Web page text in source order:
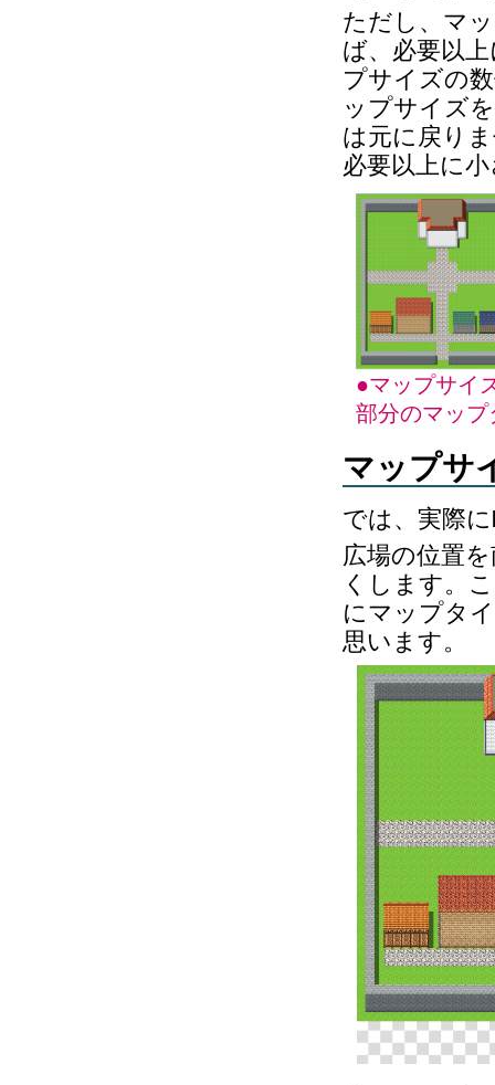
ただし、マ
ば、必要以
プサイズの
ップサイズ
は元に戻り
必要以上に
●マップサイ
部分のマッ
マップサ
では、実際
広場の位置
くします。
にマップタ
思います。